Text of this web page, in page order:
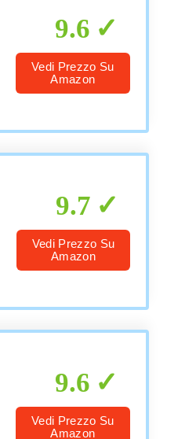
9.6
Vedi Prezzo Su
Amazon
9.7
Vedi Prezzo Su
Amazon
9.6
Vedi Prezzo Su
Amazon